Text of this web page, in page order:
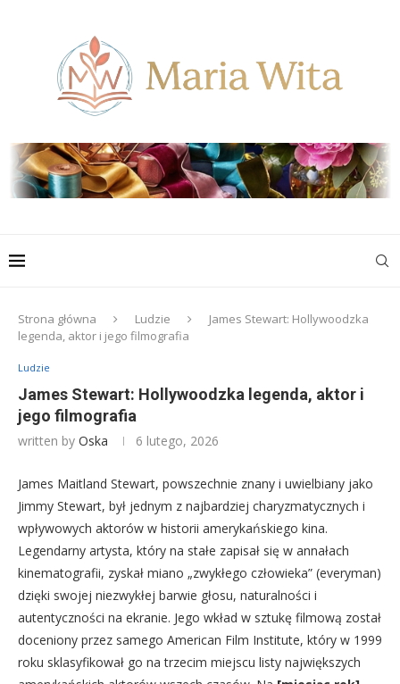
Strona główna Ludzie
James Stewart: Hollywoodzka
legenda, aktor i jego filmografia
Ludzie
James Stewart: Hollywoodzka legenda, aktor i
jego filmografia
written by Oska 6 lutego, 2026
James Maitland Stewart, powszechnie znany i uwielbiany jako
Jimmy Stewart, był jednym z najbardziej charyzmatycznych i
wpływowych aktorów w historii amerykańskiego kina.
Legendarny artysta, który na stałe zapisał się w annałach
kinematografii, zyskał miano „zwykłego człowieka” (everyman)
dzięki swojej niezwykłej barwie głosu, naturalności i
autentyczności na ekranie. Jego wkład w sztukę filmową został
doceniony przez samego American Film Institute, który w 1999
roku sklasyfikował go na trzecim miejscu listy największych